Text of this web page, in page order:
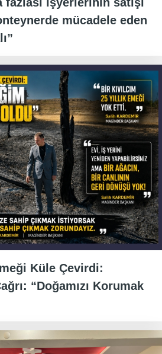
mücadele eden
Küle Çevirdi:
“Doğamızı Korumak